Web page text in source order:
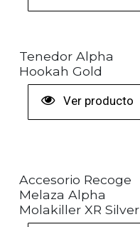
Tenedor Alpha
Hookah Gold
Ver producto
Accesorio Recoge
Melaza Alpha
Molakiller XR Silver